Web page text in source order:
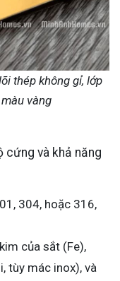
thép không gỉ, lớp
vàng
cứng và khả năng
304, hoặc 316,
của sắt (Fe),
tùy mác inox), và